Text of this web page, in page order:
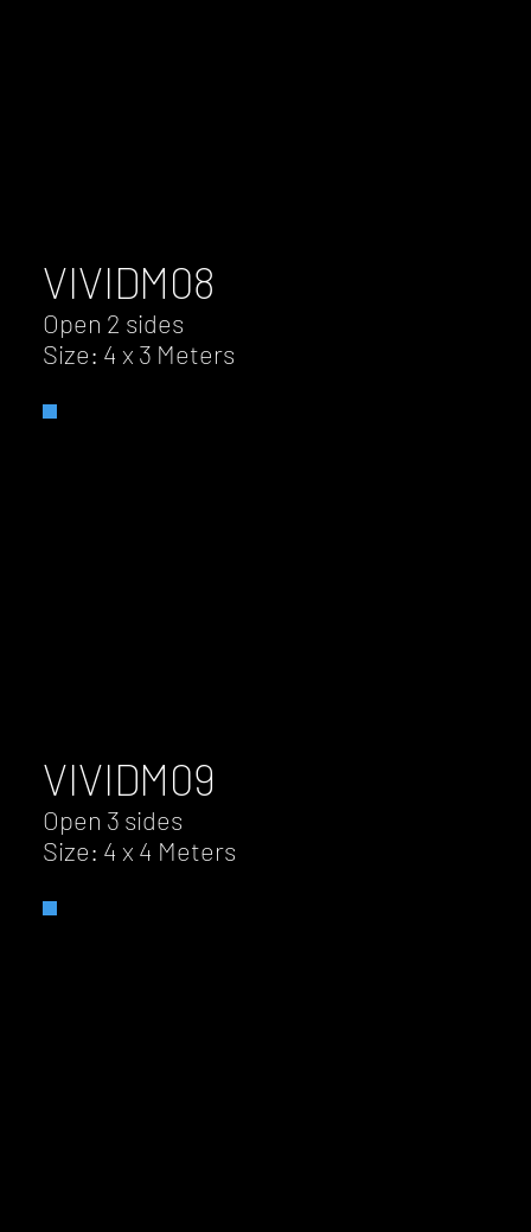
VIVIDM08
Open 2 sides
Size: 4 x 3 Meters
VIVIDM09
Open 3 sides
Size: 4 x 4 Meters